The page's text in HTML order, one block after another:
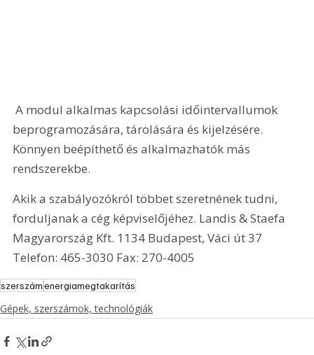
A modul alkalmas kapcsolási időintervallumok
beprogramozására, tárolására és kijelzésére.
Könnyen beépíthető és alkalmazhatók más
rendszerekbe.
Akik a szabályozókról többet szeretnének tudni,
forduljanak a cég képviselőjéhez. Landis & Staefa
Magyarország Kft. 1134 Budapest, Váci út 37
Telefon: 465-3030 Fax: 270-4005
szerszámenergiamegtakarítás
Gépek, szerszámok, technológiák